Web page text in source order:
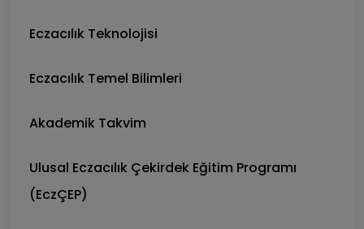
Eczacılık Teknolojisi
Eczacılık Temel Bilimleri
Akademik Takvim
Ulusal Eczacılık Çekirdek Eğitim Programı
(EczÇEP)